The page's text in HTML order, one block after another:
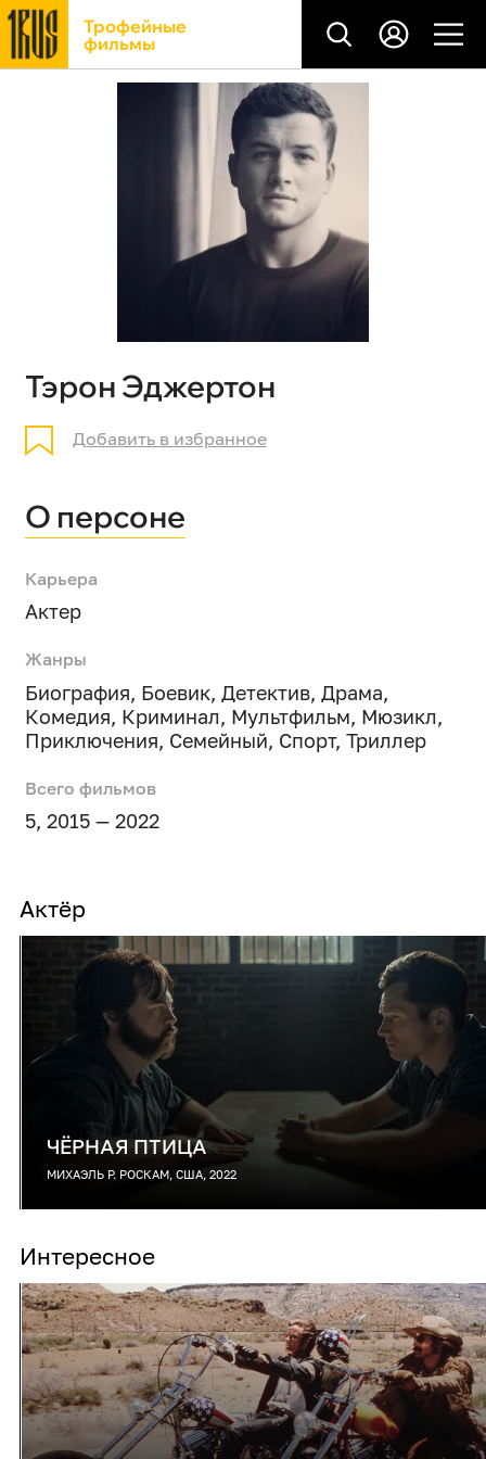
Трофейные
фильмы
Тэрон Эджертон
Добавить в избранное
О персоне
Карьера
Актер
Жанры
Биография, Боевик, Детектив, Драма,
Комедия, Криминал, Мультфильм, Мюзикл,
Приключения, Семейный, Спорт, Триллер
Всего фильмов
5, 2015 — 2022
Актёр
ЧЁРНАЯ ПТИЦА
МИХАЭЛЬ Р. РОСКАМ, США, 2022
Интересное